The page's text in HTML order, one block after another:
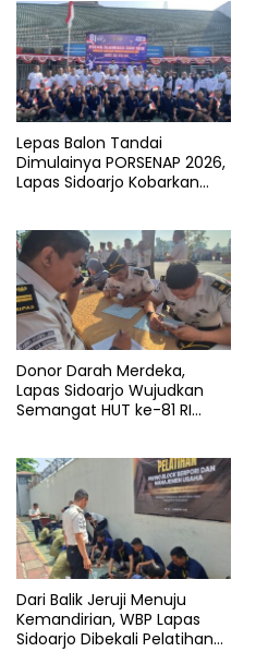
Lepas Balon Tandai
Dimulainya PORSENAP 2026,
Lapas Sidoarjo Kobarkan
Donor Darah Merdeka,
Lapas Sidoarjo Wujudkan
Semangat HUT ke-81 RI
Dari Balik Jeruji Menuju
Kemandirian, WBP Lapas
Sidoarjo Dibekali Pelatihan